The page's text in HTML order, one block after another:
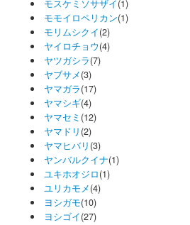
モスケミソサザイ(1)
モモイロペリカン(1)
モリムシクイ(2)
ヤイロチョウ(4)
ヤツガシラ(7)
ヤブサメ(3)
ヤマガラ(17)
ヤマシギ(4)
ヤマセミ (12)
ヤマドリ (2)
ヤマヒバリ (3)
ヤンバルクイナ(1)
ユキホオジロ(1)
ユリカモメ(4)
ヨシガモ(10)
ヨシゴイ(27)